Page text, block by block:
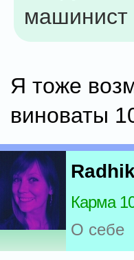
машинист
Я тоже
виноваты
Карма
О себе